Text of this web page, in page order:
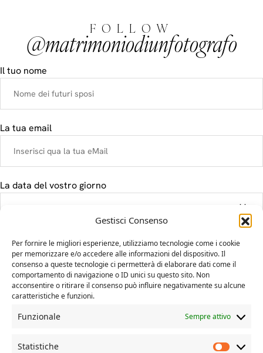
Gestisci Consenso
Per fornire le migliori esperienze, utilizziamo tecnologie come i cookie
per memorizzare e/o accedere alle informazioni del dispositivo. Il
consenso a queste tecnologie ci permetterà di elaborare dati come il
comportamento di navigazione o ID unici su questo sito. Non
acconsentire o ritirare il consenso può influire negativamente su alcune
caratteristiche e funzioni.
Funzionale Sempre attivo
Statistiche
FOLLOW
@matrimoniodiunfotografo
Il tuo nome
La tua email
La data del vostro giorno
Il tuo messaggio